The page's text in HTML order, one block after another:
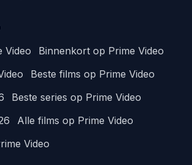
Video
Binnenkort op Prime Video
Beste films op Prime Video
Beste series op Prime Video
Alle films op Prime Video
Video